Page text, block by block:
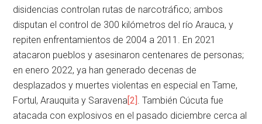
disidencias controlan rutas de narcotráfico; ambos
disputan el control de 300 kilómetros del río Arauca, y
repiten enfrentamientos de 2004 a 2011. En 2021
atacaron pueblos y asesinaron centenares de personas;
en enero 2022, ya han generado decenas de
desplazados y muertes violentas en especial en Tame,
Fortul, Arauquita y Saravena[2]. También Cúcuta fue
atacada con explosivos en el pasado diciembre cerca al